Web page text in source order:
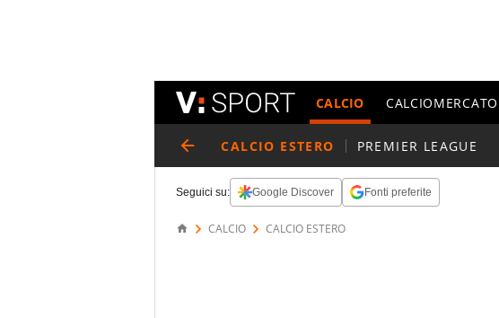
CALCIO CALCIOMERCATO
CALCIO ESTERO PREMIER LEAGUE
Seguici su: Google Discover Fonti preferite
CALCIO CALCIO ESTERO